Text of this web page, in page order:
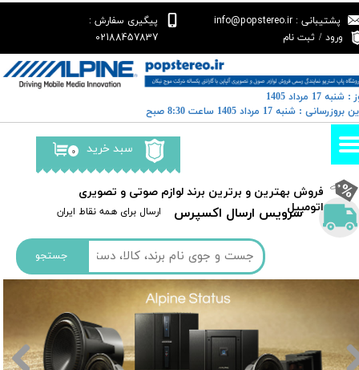
جستجو
سرویس ارسال اکسپرس ​​ارسال برای همه نقاط ایران
پشتیبانی : info@popstereo.ir
پیگیری سفارش :
02188457837
ورود / ثبت نام
حساب کاربری من
تغییر گذر واژه
سفارشات
خروج از حساب کاربری
۰ سبد خرید
​فروش بهترین و برترین برند لوازم صوتی و تصویری
اتومبیل​​​​​​​
17 مرداد 1405
: شنبه 17 مرداد 1405 ساعت 8:30 صبح